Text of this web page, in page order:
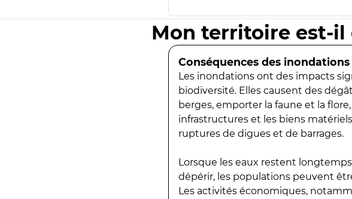
Mon territoire est-il
Conséquences des
Les inondations ont des impacts
biodiversité. Elles causent des
berges, emporter la faune et la
infrastructures et les biens
ruptures de digues et de barrages.
Lorsque les eaux restent
dépérir, les populations peuvent
Les activités économiques,